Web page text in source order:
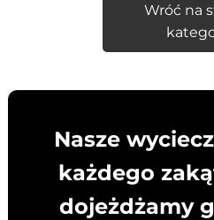
Wróć na
Nasze
każdego
dojeżdżamy